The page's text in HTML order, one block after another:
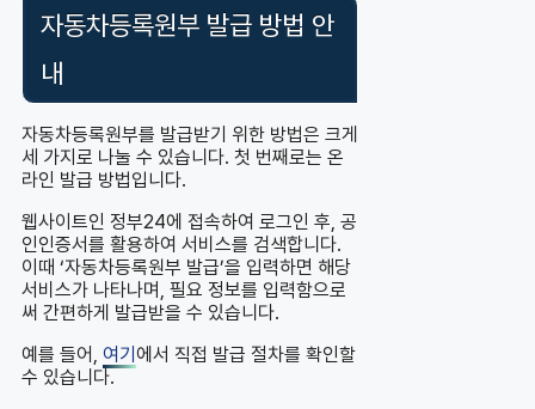
자동차등록원부 발급 방법 안
내
자동차등록원부를 발급받기 위한 방법은 크게
세 가지로 나눌 수 있습니다. 첫 번째로는 온
라인 발급 방법입니다.
웹사이트인 정부24에 접속하여 로그인 후, 공
인인증서를 활용하여 서비스를 검색합니다.
이때 ‘자동차등록원부 발급’을 입력하면 해당
서비스가 나타나며, 필요 정보를 입력함으로
써 간편하게 발급받을 수 있습니다.
예를 들어, 여기 에서 직접 발급 절차를 확인할
수 있습니다.